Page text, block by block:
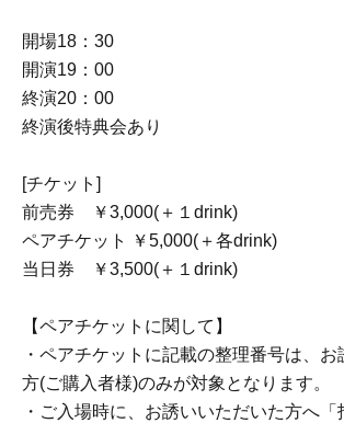
開場18：30
開演19：00
終演20：00
終演後特典会あり
[チケット]
前売券 ￥3,000(＋１drink)
ペアチケット ￥5,000(＋各drink)
当日券 ￥3,500(＋１drink)
【ペアチケットに関して】
・ペアチケットに記載の整理番号は、お
方(ご購入者様)のみが対象となります。
・ご入場時に、お誘いいただいた方へ